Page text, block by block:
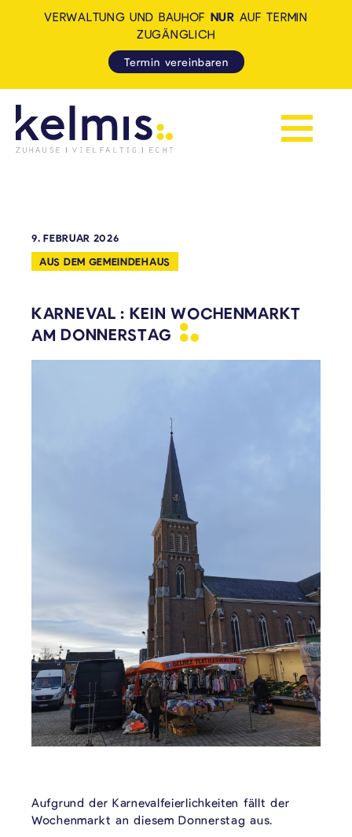
Navigation
VERWALTUNG UND BAUHOF NUR AUF TERMIN
ZUGÄNGLICH
Termin vereinbaren
9. FEBRUAR 2026
AUS DEM GEMEINDEHAUS
KARNEVAL : KEIN WOCHENMARKT
AMDONNERSTAG
Aufgrund der Karnevalfeierlichkeiten fällt der
Wochenmarkt an diesem Donnerstag aus.